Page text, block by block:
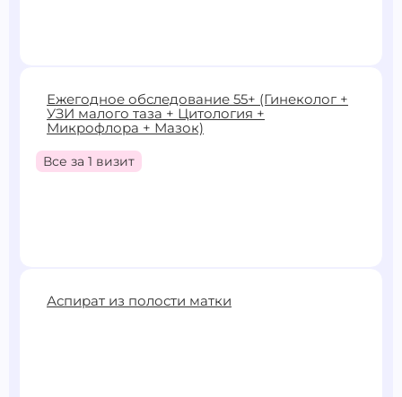
6900 ₽ 8580 ₽
Записаться
Ежегодное обследование 55+ (Гинеколог +
УЗИ малого таза + Цитология +
Микрофлора + Мазок)
Все за 1 визит
6000 ₽ 7230 ₽
Аспират из полости матки